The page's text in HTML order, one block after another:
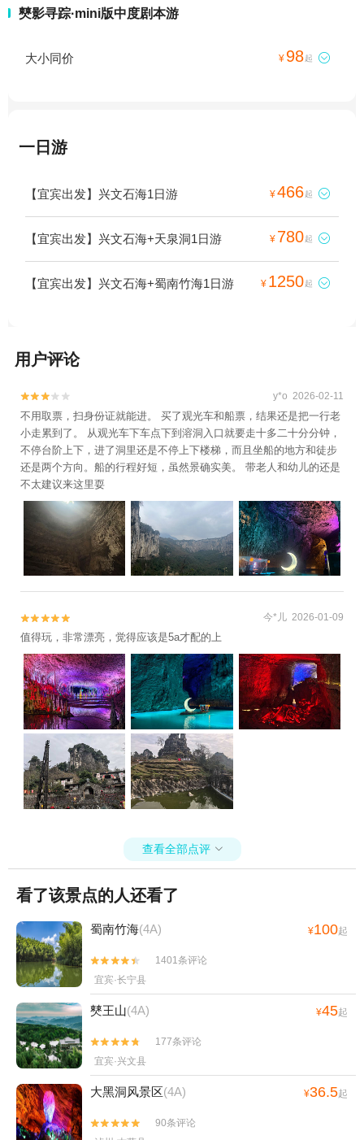
僰影寻踪·mini版中度剧本游
大小同价 ¥ 98起 
一日游
【宜宾出发】兴文石海1日游 ¥466起 
【宜宾出发】兴文石海+天泉洞1日游 ¥ 780起 
【宜宾出发】兴文石海+蜀南竹海1日游 ¥ 1250起 
用户评论

 y*o 2026-02-11
不用取票，扫身份证就能进。 买了观光车和船票，结果还是把一行老
小走累到了。 从观光车下车点下到溶洞入口就要走十多二十分分钟，
不停台阶上下，进了洞里还是不停上下楼梯，而且坐船的地方和徒步
还是两个方向。船的行程好短，虽然景确实美。 带老人和幼儿的还是
不太建议来这里耍

 今*儿 2026-01-09
值得玩，非常漂亮，觉得应该是5a才配的上
查看全部点评 
看了该景点的人还看了
蜀南竹海(4A) ¥100起


1401条评论
宜宾·长宁县
僰王山(4A) ¥45起


177条评论
宜宾·兴文县
大黑洞风景区(4A) ¥36.5起


90条评论